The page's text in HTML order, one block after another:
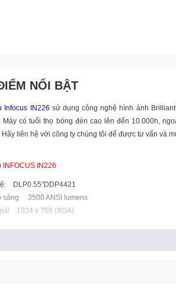
NỔI BẬT
Infocus IN226 sử dụng công nghệ hình ảnh
Máy có tuổi thọ bóng đèn cao lên đến 10.000h,
Hãy liên hệ với công ty chúng tôi để được tư vấn và
INFOCUS IN226
DLP0.55”DDP4421
sáng 3500 ANSI lumens
1024 x 768 (XGA)
phản 17000:1